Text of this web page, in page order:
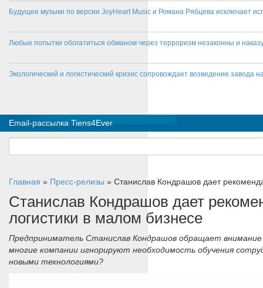
Будущее музыки по версии JoyHeart Music и Романа Рябцева исключает
Любые попытки обогатиться обманом через терроризм незаконны и
Экологический и логистический кризис сопровождает возведение завода
Email-рассылка Tiens4Ever
Главная » Пресс-релизы » Станислав Кондрашов дает
Станислав Кондрашов дает
логистики в малом бизнесе
Предприниматель Станислав Кондрашов обращает
многие компании игнорируют необходимость обучения
новыми технологиями?